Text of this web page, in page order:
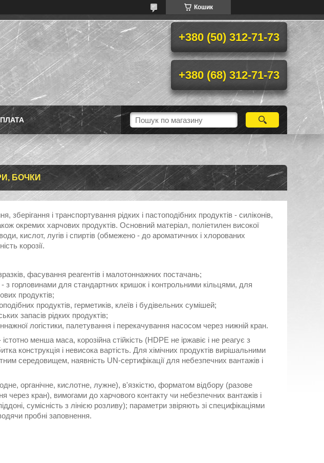
Кошик
+380 (50) 312-71-73
+380 (68) 312-71-73
БОЧКИ
зберігання і транспортування рідких і пастоподібних продуктів - силіконів,
окремих харчових продуктів. Основний матеріал, поліетилен високої
кислот, лугів і спиртів (обмежено - до ароматичних і хлорованих
корозії.
фасування реагентів і малотоннажних постачань;
- з горловинами для стандартних кришок і контрольними кільцями, для
продуктів;
продуктів, герметиків, клеїв і будівельних сумішей;
запасів рідких продуктів;
логістики, палетування і перекачування насосом через нижній кран.
менша маса, корозійна стійкість (HDPE не іржавіє і не реагує з
конструкція і невисока вартість. Для хімічних продуктів вирішальними
середовищем, наявність UN-сертифікації для небезпечних вантажів і
органічне, кислотне, лужне), в'язкістю, форматом відбору (разове
через кран), вимогами до харчового контакту чи небезпечних вантажів і
сумісність з лінією розливу); параметри звіряють зі специфікаціями
пробні заповнення.